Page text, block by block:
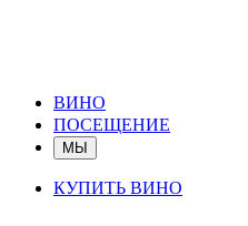
ВИНО
ПОСЕЩЕНИЕ
МЫ
КУПИТЬ ВИНО